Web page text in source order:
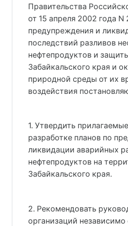
Правительства
от 15 апреля 2002 года N
предупреждения и
последствий разливов
нефтепродуктов и
Забайкальского края и
природной среды от их
воздействия
1. Утвердить
разработке планов по
ликвидации аварийных
нефтепродуктов на
Забайкальского края.
2. Рекомендовать
организаций